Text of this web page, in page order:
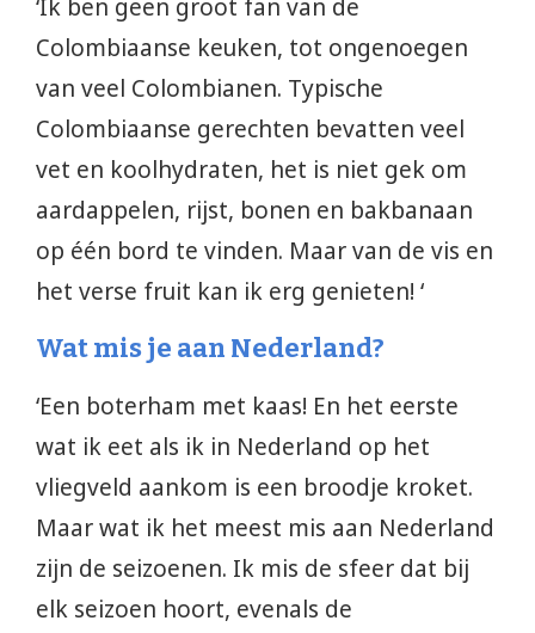
‘Ik ben geen groot fan van de
Colombiaanse keuken, tot ongenoegen
van veel Colombianen. Typische
Colombiaanse gerechten bevatten veel
vet en koolhydraten, het is niet gek om
aardappelen, rijst, bonen en bakbanaan
op één bord te vinden. Maar van de vis en
het verse fruit kan ik erg genieten! ‘
Wat mis je aan Nederland?
‘Een boterham met kaas! En het eerste
wat ik eet als ik in Nederland op het
vliegveld aankom is een broodje kroket.
Maar wat ik het meest mis aan Nederland
zijn de seizoenen. Ik mis de sfeer dat bij
elk seizoen hoort, evenals de